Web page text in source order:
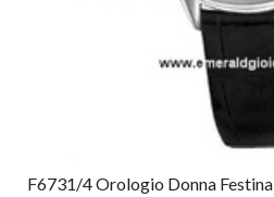
F6731/4 Orologio Donna Festina